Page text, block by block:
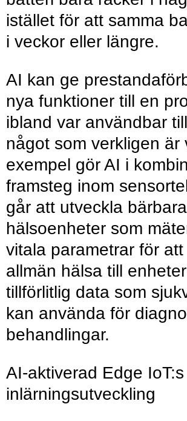
istället för att samma
i veckor eller längre.
AI kan ge
nya funktioner till en
ibland var användbar
något som verkligen är
exempel gör AI i
framsteg inom
går att utveckla bärbara
hälsoenheter som
vitala parametrar för
allmän hälsa till
tillförlitlig data som
kan använda för
behandlingar.
AI-aktiverad Edge
inlärningsutveckling